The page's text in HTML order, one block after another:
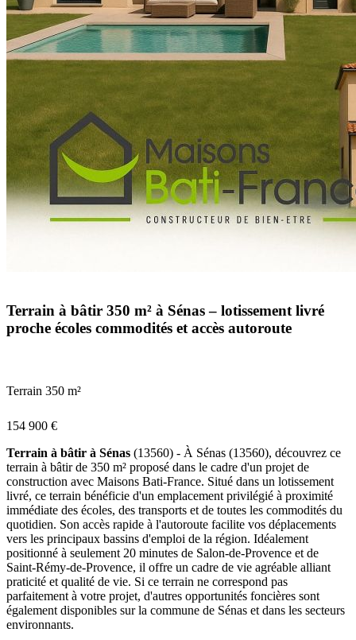
Terrain à bâtir 350 m² à Sénas – lotissement livré
proche écoles commodités et accès autoroute
Terrain 350 m²
154 900 €
Terrain à bâtir à Sénas (13560) - À Sénas (13560), découvrez ce
terrain à bâtir de 350 m² proposé dans le cadre d'un projet de
construction avec Maisons Bati-France. Situé dans un lotissement
livré, ce terrain bénéficie d'un emplacement privilégié à proximité
immédiate des écoles, des transports et de toutes les commodités du
quotidien. Son accès rapide à l'autoroute facilite vos déplacements
vers les principaux bassins d'emploi de la région. Idéalement
positionné à seulement 20 minutes de Salon-de-Provence et de
Saint-Rémy-de-Provence, il offre un cadre de vie agréable alliant
praticité et qualité de vie. Si ce terrain ne correspond pas
parfaitement à votre projet, d'autres opportunités foncières sont
également disponibles sur la commune de Sénas et dans les secteurs
environnants.